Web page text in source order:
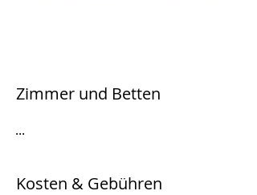
Zimmer und Betten
...
Kosten & Gebühren